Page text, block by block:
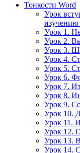
Тонкости Word
Урок
Урок 1.
Урок 2.
Урок 3.
Урок 4.
Урок 5.
Урок 6.
Урок 7.
Урок 8.
Урок 9.
Урок 10.
Урок 11.
Урок 12.
Урок 13.
Урок 14.